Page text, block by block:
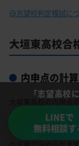
志望校判定模試に
大垣東高校合
内申点の計
大垣東高校の内申点
応されます。基本的
科、社会の成績に加
「志望高校
LINEで
無料相談す